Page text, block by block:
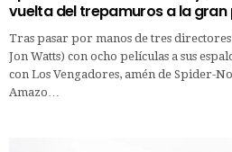
vuelta del trepamuros a la
Tras pasar por manos de tres
Jon Watts) con ocho películas a sus
con Los Vengadores, amén de Spider-
Amazo…